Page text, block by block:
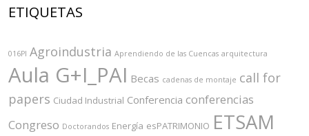
ETIQUETAS
016PI Agroindustria Aprendiendo de las Cuencas arquitectura
Aula G+I_PAI Becas cadenas de montaje call for
papers Ciudad Industrial Conferencia conferencias
Congreso Doctorandos Energía esPATRIMONIO ETSAM